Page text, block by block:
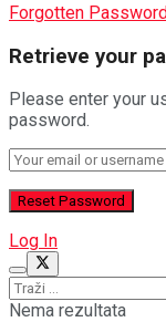
Forgotten
Retrieve your
Please enter your
password.
Log In
Nema rezultata